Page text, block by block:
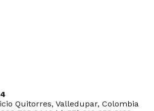
Quitorres, Valledupar, Colombia